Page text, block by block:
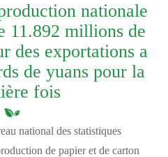
nationale
11.892 millions de
des exportations a
de yuans pour la
fois
national des statistiques
de papier et de carton